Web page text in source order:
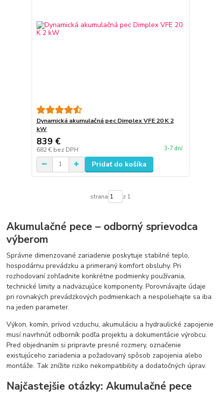
Dynamická akumulačná pec Dimplex VFE 20 K 2
kW
839 €
682 € bez DPH 3-7 dní
Pridať do košíka
strana z 1
Akumulačné pece – odborný sprievodca
výberom
Správne dimenzované zariadenie poskytuje stabilné teplo,
hospodárnu prevádzku a primeraný komfort obsluhy. Pri
rozhodovaní zohľadnite konkrétne podmienky používania,
technické limity a nadväzujúce komponenty. Porovnávajte údaje
pri rovnakých prevádzkových podmienkach a nespoliehajte sa iba
na jeden parameter.
Výkon, komín, prívod vzduchu, akumuláciu a hydraulické zapojenie
musí navrhnúť odborník podľa projektu a dokumentácie výrobcu.
Pred objednaním si pripravte presné rozmery, označenie
existujúceho zariadenia a požadovaný spôsob zapojenia alebo
montáže. Tak znížite riziko nekompatibility a dodatočných úprav.
Najčastejšie otázky: Akumulačné pece